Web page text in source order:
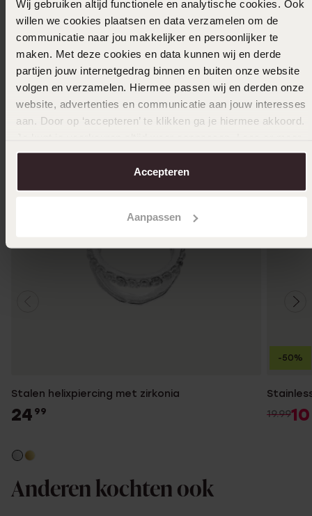
Wij gebruiken altijd functionele en analytische cookies. Ook
willen we cookies plaatsen en data verzamelen om de
communicatie naar jou makkelijker en persoonlijker te
maken. Met deze cookies en data kunnen wij en derde
partijen jouw internetgedrag binnen en buiten onze website
volgen en verzamelen. Hiermee passen wij en derden onze
website, advertenties en communicatie aan jouw interesses
aan. Door op ‘accepteren’ te klikken ga je hiermee akkoord.
over in onscookiebeleid.
Accepteren
Aanpassen
In winkelmand
Ook leuk voor jou
Stalen helixpiercing met zirkonia
24 99
19.9910
-50%
Anderen kochten ook